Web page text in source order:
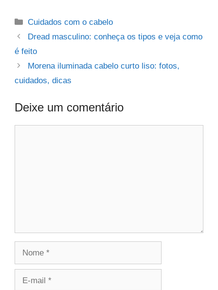
Categorias
Cuidados com o cabelo
Dread masculino: conheça os tipos e veja como
é feito
Morena iluminada cabelo curto liso: fotos,
cuidados, dicas
Deixe um comentário